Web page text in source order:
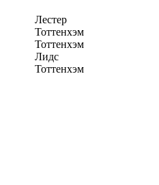
Лестер
Тоттенхэм
Тоттенхэм
Лидс
Тоттенхэм